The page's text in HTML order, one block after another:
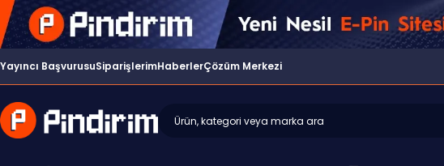
Yayıncı BaşvurusuSiparişlerimHaberlerÇözüm Merkezi